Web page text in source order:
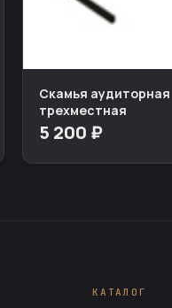
Скамья аудиторная
трехместная
5 200 ₽
КАТАЛОГ